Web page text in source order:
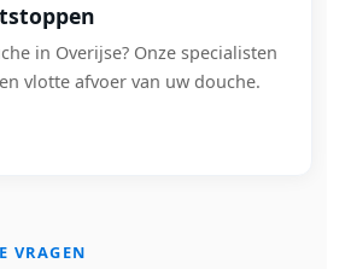
in Overijse? Onze specialisten
vlotte afvoer van uw douche.
VRAGEN